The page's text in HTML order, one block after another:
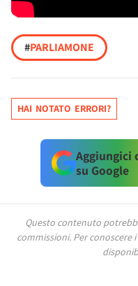
#PARLIAMONE
HAI NOTATO ERRORI?
Aggiungici
su Google
Questo contenuto
commissioni. Per conoscere